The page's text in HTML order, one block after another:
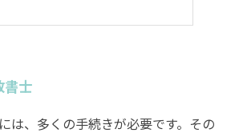
書士
は、多くの手続きが必要です。その